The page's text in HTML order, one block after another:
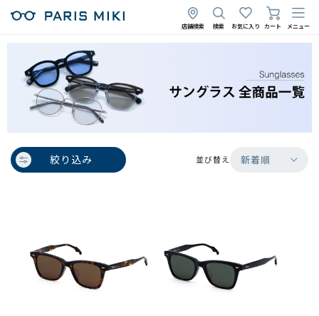
店舗検索 検索 お気に入り カート メニュー
絞り込み 並び替え 新着順